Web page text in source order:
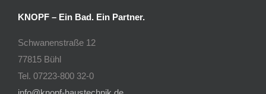
KNOPF – Ein Bad. Ein Partner.
Schwanenstraße 12
77815 Bühl
Tel. 07223-800 32-0